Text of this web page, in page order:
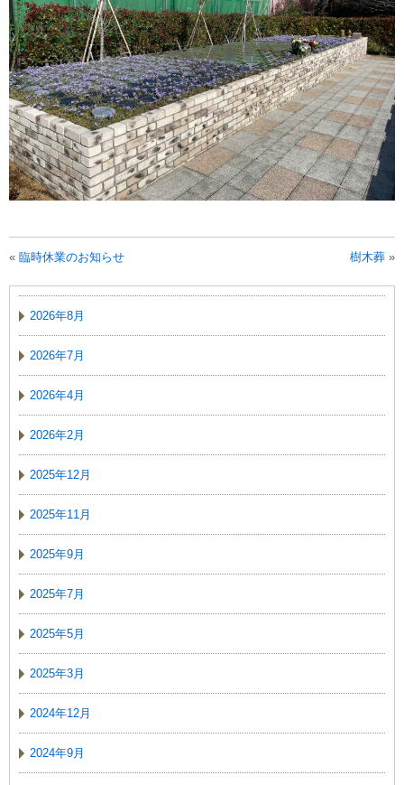
« 臨時休業のお知らせ 樹木葬 »
2026年8月
2026年7月
2026年4月
2026年2月
2025年12月
2025年11月
2025年9月
2025年7月
2025年5月
2025年3月
2024年12月
2024年9月